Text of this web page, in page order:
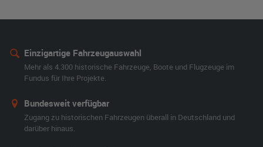
Einzigartige Fahrzeugauswahl
Mehr als 4.300 historische Fahrzeuge, Boote und Flugzeuge im
Fundus für Ihre Projekte.
Bundesweit verfügbar
Zugang zu historischen Fahrzeugen überall in Deutschland und
darüber hinaus.